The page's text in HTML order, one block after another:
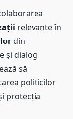
relevante în
din
și dialog
să
politicilor
protecția